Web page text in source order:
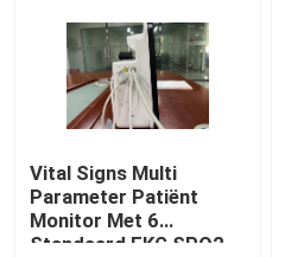
Vital Signs Multi
Parameter Patiënt
Monitor Met 6
Standaard EKG SPO2